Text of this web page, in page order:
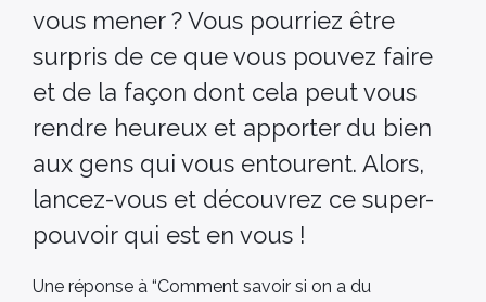
vous mener ? Vous pourriez être
surpris de ce que vous pouvez faire
et de la façon dont cela peut vous
rendre heureux et apporter du bien
aux gens qui vous entourent. Alors,
lancez-vous et découvrez ce super-
pouvoir qui est en vous !
Une réponse à “Comment savoir si on a du